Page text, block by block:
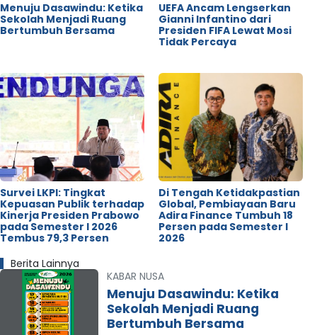
Menuju Dasawindu: Ketika
Sekolah Menjadi Ruang
Bertumbuh Bersama
UEFA Ancam Lengserkan
Gianni Infantino dari
Presiden FIFA Lewat Mosi
Tidak Percaya
Survei LKPI: Tingkat
Kepuasan Publik terhadap
Kinerja Presiden Prabowo
pada Semester I 2026
Tembus 79,3 Persen
Di Tengah Ketidakpastian
Global, Pembiayaan Baru
Adira Finance Tumbuh 18
Persen pada Semester I
2026
Berita Lainnya
KABAR NUSA
Menuju Dasawindu: Ketika
Sekolah Menjadi Ruang
Bertumbuh Bersama